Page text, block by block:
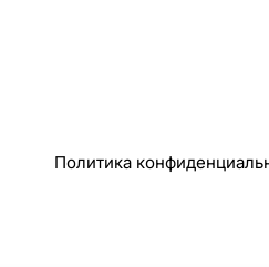
Политика